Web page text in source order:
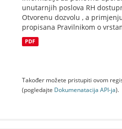
unutarnjih poslova RH
Otvorenu dozvolu , a
propisana Pravilnikom o
PDF
Također možete pristupiti ovom
(pogledajte Dokumenаtаcijа API-jа).